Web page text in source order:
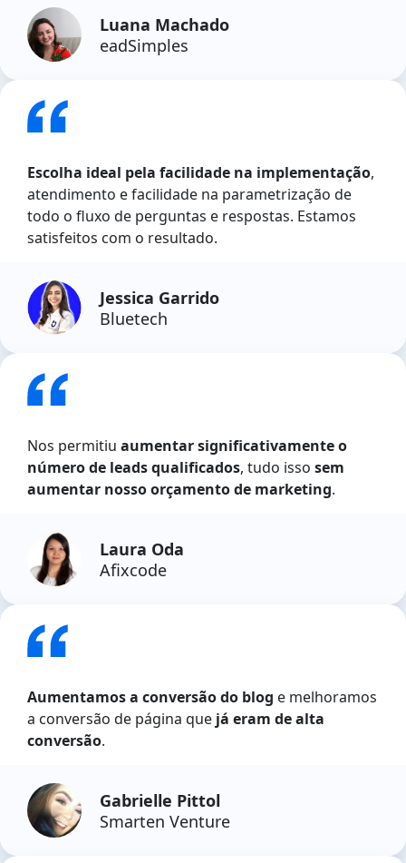
Luana Machado
eadSimples
Escolha ideal pela facilidade na implementação,
atendimento e facilidade na parametrização de
todo o fluxo de perguntas e respostas. Estamos
satisfeitos com o resultado.
Jessica Garrido
Bluetech
Nos permitiu aumentar significativamente o
número de leads qualificados, tudo isso sem
aumentar nosso orçamento de marketing.
Laura Oda
Afixcode
Aumentamos a conversão do blog e melhoramos
a conversão de página que já eram de alta
conversão.
Gabrielle Pittol
Smarten Venture